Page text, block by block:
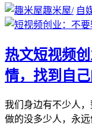
趣米屋/ 自
热文短视频
情，找到自己
我们身边有不少人
做的没多少人，永